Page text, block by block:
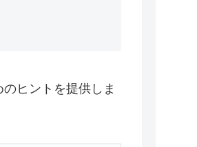
ヒントを提供しま